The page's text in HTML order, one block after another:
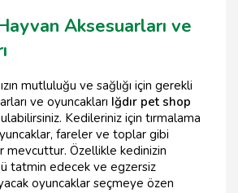
Aksesuarları ve
mutluluğu ve sağlığı için gerekli
ve oyuncakları Iğdır pet shop
Kedileriniz için tırmalama
fareler ve toplar gibi
mevcuttur. Özellikle kedinizin
tatmin edecek ve egzersiz
oyuncaklar seçmeye özen